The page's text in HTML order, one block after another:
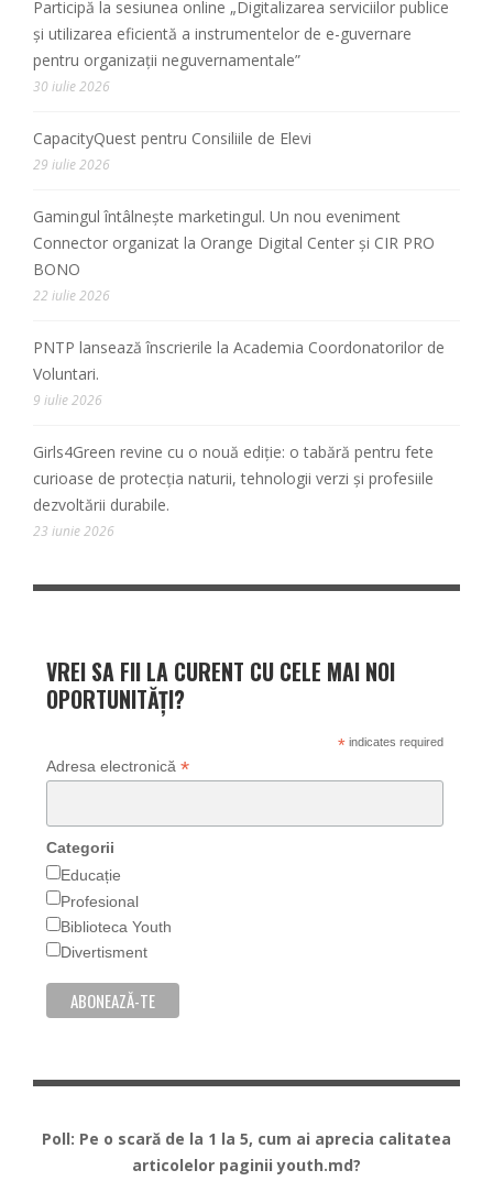
Participă la sesiunea online „Digitalizarea serviciilor publice
și utilizarea eficientă a instrumentelor de e-guvernare
pentru organizații neguvernamentale”
30 iulie 2026
CapacityQuest pentru Consiliile de Elevi
29 iulie 2026
Gamingul întâlnește marketingul. Un nou eveniment
Connector organizat la Orange Digital Center și CIR PRO
BONO
22 iulie 2026
PNTP lansează înscrierile la Academia Coordonatorilor de
Voluntari.
9 iulie 2026
Girls4Green revine cu o nouă ediție: o tabără pentru fete
curioase de protecția naturii, tehnologii verzi și profesiile
dezvoltării durabile.
23 iunie 2026
VREI SA FII LA CURENT CU CELE MAI NOI
OPORTUNITĂȚI?
*indicates required
Adresa electronică *
Categorii
Educație
Profesional
Biblioteca Youth
Divertisment
Poll: Pe o scară de la 1 la 5, cum ai aprecia calitatea
articolelor paginii youth.md?